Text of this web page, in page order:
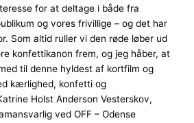
for at deltage i både fra
og vores frivillige – og det har
Som altid ruller vi den røde løber ud
konfettikanon frem, og jeg håber, at
til denne hyldest af kortfilm og
kærlighed, konfetti og
Holst Anderson Vesterskov,
ved OFF – Odense